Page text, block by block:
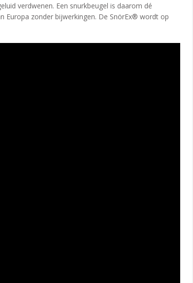
verdwenen. Een snurkbeugel is daarom dé
Europa zonder bijwerkingen. De SnörEx® wordt op